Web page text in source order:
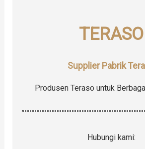
TERASO
Supplier Pabrik
Produsen Teraso untuk
Hubungi kami: